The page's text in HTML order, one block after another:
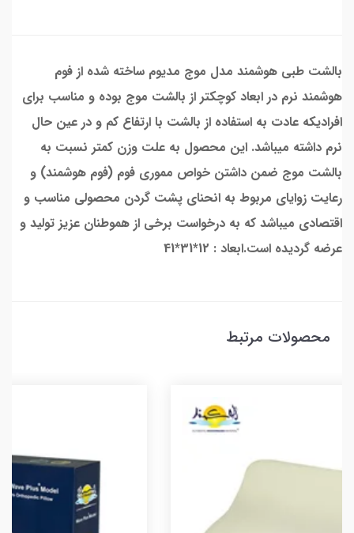
بالشت طبی هوشمند مدل موج مدیوم ساخته شده از فوم
هوشمند نرم در ابعاد کوچکتر از بالشت موج بوده و مناسب برای
افرادیکه عادت به استفاده از بالشت با ارتفاع کم و در عین حال
نرم داشته میباشد. این محصول به علت وزن کمتر نسبت به
بالشت موج ضمن داشتن خواص مموری فوم (فوم هوشمند) و
رعایت زوایای مربوط به انحنای پشت گردن محصولی مناسب و
اقتصادی میباشد که به درخواست برخی از هموطنان عزیز تولید و
عرضه گردیده است.ابعاد : 12*31*41
محصولات مرتبط